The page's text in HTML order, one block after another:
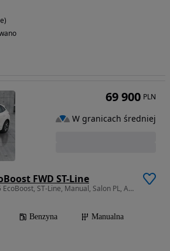
FWD ST-Line
1499 cm3 • 150 KM • 1.5 EcoBoost, ST-Line, Manual, Salon PL, ASO, FV23%
Benzyna
Manualna
69 900 PLN
W granicach średniej